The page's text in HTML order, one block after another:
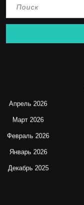
Апрель 2026
Март 2026
Февраль 2026
Январь 2026
Декабрь 2025